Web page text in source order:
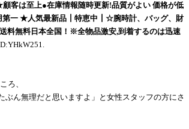
至上●在庫情報随時更新!品質がよい 価格が低
第一 ★人気最新品┃特恵中┃☆腕時計、バッグ、財
料無料日本全国！※全物品激安,到着するのは迅速
ろ、
ぶん無理だと思いますよ」と女性スタッフの方にさ